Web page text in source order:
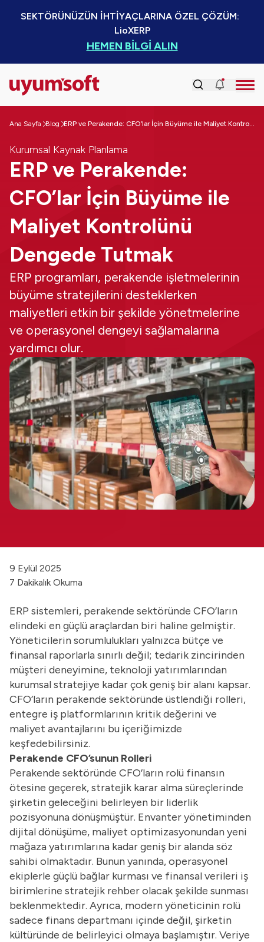
SEKTÖRÜNÜZÜN İHTİYAÇLARINA ÖZEL ÇÖZÜM:
LioXERP
HEMEN BİLGİ ALIN
Ana Sayfa Blog ERP ve Perakende: CFO’lar İçin Büyüme ile Maliyet Kontrolünü Dengede Tutmak
Kurumsal Kaynak Planlama
ERP ve Perakende:
CFO’lar İçin Büyüme ile
Maliyet Kontrolünü
Dengede Tutmak
ERP programları, perakende işletmelerinin
büyüme stratejilerini desteklerken
maliyetleri etkin bir şekilde yönetmelerine
ve operasyonel dengeyi sağlamalarına
yardımcı olur.
9 Eylül 2025
7 Dakikalık Okuma
ERP sistemleri, perakende sektöründe CFO’ların
elindeki en güçlü araçlardan biri haline gelmiştir.
Yöneticilerin sorumlulukları yalnızca bütçe ve
finansal raporlarla sınırlı değil; tedarik zincirinden
müşteri deneyimine, teknoloji yatırımlarından
kurumsal stratejiye kadar çok geniş bir alanı kapsar.
CFO’ların perakende sektöründe üstlendiği rolleri,
entegre iş platformlarının kritik değerini ve
maliyet avantajlarını bu içeriğimizde
keşfedebilirsiniz.
Perakende CFO’sunun Rolleri
Perakende sektöründe CFO’ların rolü finansın
ötesine geçerek, stratejik karar alma süreçlerinde
şirketin geleceğini belirleyen bir liderlik
pozisyonuna dönüşmüştür. Envanter yönetiminden
dijital dönüşüme, maliyet optimizasyonundan yeni
mağaza yatırımlarına kadar geniş bir alanda söz
sahibi olmaktadır. Bunun yanında, operasyonel
ekiplerle güçlü bağlar kurması ve finansal verileri iş
birimlerine stratejik rehber olacak şekilde sunması
beklenmektedir. Ayrıca, modern yöneticinin rolü
sadece finans departmanı içinde değil, şirketin
kültüründe de belirleyici olmaya başlamıştır. Veriye